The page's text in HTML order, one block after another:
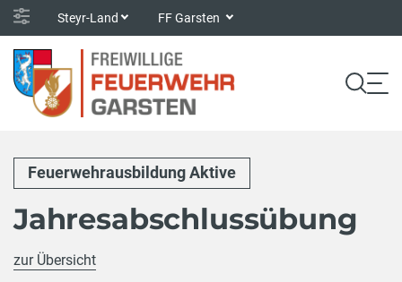
Steyr-Land FF Garsten
Feuerwehrausbildung Aktive
Jahresabschlussübung
zur Übersicht